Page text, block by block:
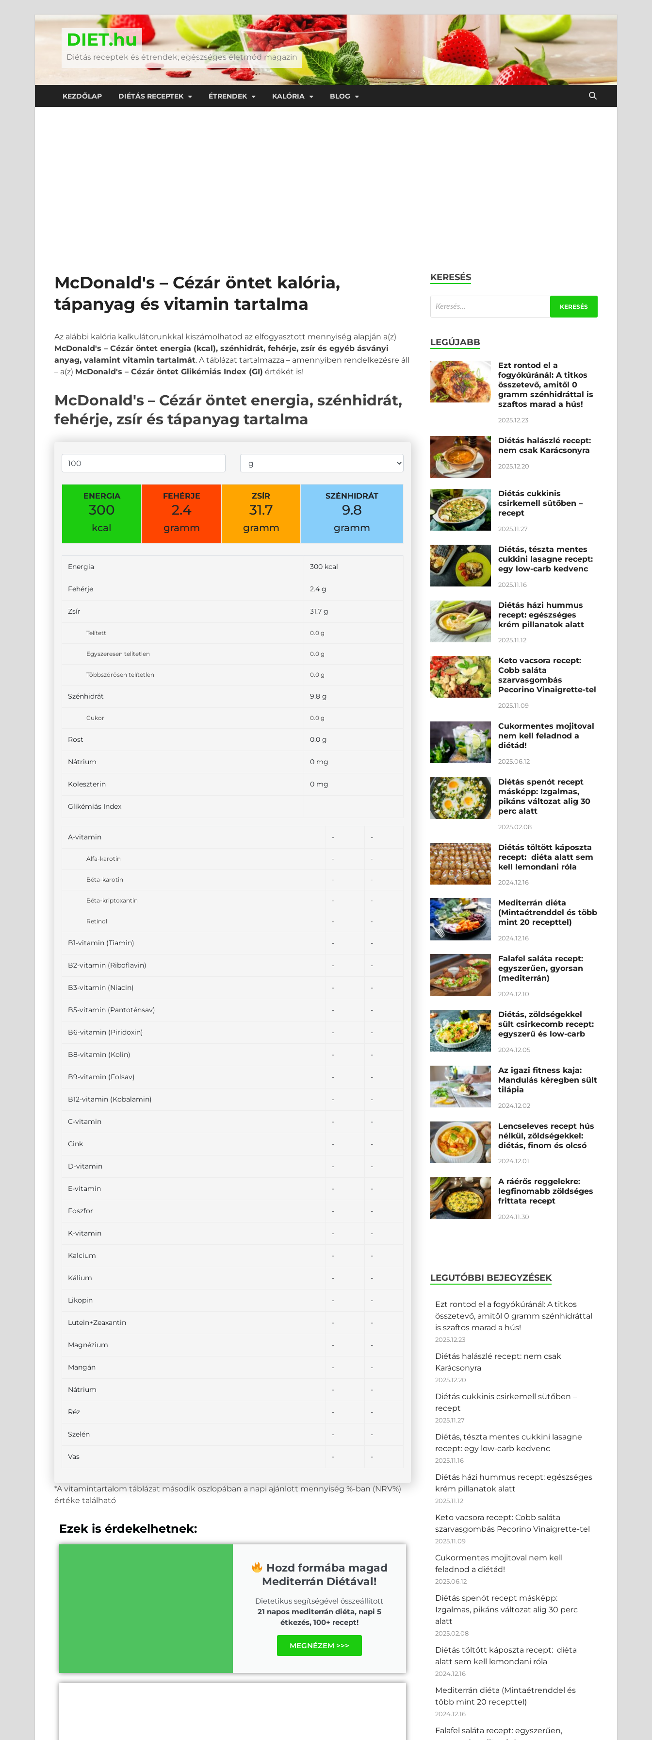
DIET.hu
Diétás receptek és étrendek, egészséges életmód magazin
KEZDŐLAP DIÉTÁS RECEPTEK ÉTRENDEK KALÓRIA BLOG
McDonald's – Cézár öntet kalória,
tápanyag és vitamin tartalma
Az alábbi kalória kalkulátorunkkal kiszámolhatod az elfogyasztott mennyiség alapján a(z)
McDonald's – Cézár öntet energia (kcal), szénhidrát, fehérje, zsír és egyéb ásványi
anyag, valamint vitamin tartalmát. A táblázat tartalmazza – amennyiben rendelkezésre áll
– a(z) McDonald's – Cézár öntet Glikémiás Index (GI) értékét is!
McDonald's – Cézár öntet energia, szénhidrát,
fehérje, zsír és tápanyag tartalma
ENERGIA
300
kcal
FEHÉRJE
2.4
gramm
ZSÍR
31.7
gramm
SZÉNHIDRÁT
9.8
gramm
Energia 300 kcal
Fehérje 2.4 g
Zsír 31.7 g
Telített 0.0 g
Egyszeresen telítetlen 0.0 g
Többszörösen telítetlen 0.0 g
Szénhidrát 9.8 g
Cukor 0.0 g
Rost 0.0 g
Nátrium 0 mg
Koleszterin 0 mg
Glikémiás Index
A-vitamin - -
Alfa-karotin - -
Béta-karotin - -
Béta-kriptoxantin - -
Retinol - -
B1-vitamin (Tiamin) - -
B2-vitamin (Riboflavin) - -
B3-vitamin (Niacin) - -
B5-vitamin (Pantoténsav) - -
B6-vitamin (Piridoxin) - -
B8-vitamin (Kolin) - -
B9-vitamin (Folsav) - -
B12-vitamin (Kobalamin) - -
C-vitamin - -
Cink - -
D-vitamin - -
E-vitamin - -
Foszfor - -
K-vitamin - -
Kalcium - -
Kálium - -
Likopin - -
Lutein+Zeaxantin - -
Magnézium - -
Mangán - -
Nátrium - -
Réz - -
Szelén - -
Vas - -
*A vitamintartalom táblázat második oszlopában a napi ajánlott mennyiség %-ban (NRV%)
értéke található
Ezek is érdekelhetnek:
Hozd formába magad
Mediterrán Diétával!
Dietetikus segítségével összeállított
21 napos mediterrán diéta, napi 5
étkezés, 100+ recept!
MEGNÉZEM >>>
KERESÉS
LEGÚJABB
Ezt rontod el a
fogyókúránál: A titkos
összetevő, amitől 0
gramm szénhidráttal is
szaftos marad a hús!
2025.12.23
Diétás halászlé recept:
nem csak Karácsonyra
2025.12.20
Diétás cukkinis
csirkemell sütőben –
recept
2025.11.27
Diétás, tészta mentes
cukkini lasagne recept:
egy low-carb kedvenc
2025.11.16
Diétás házi hummus
recept: egészséges
krém pillanatok alatt
2025.11.12
Keto vacsora recept:
Cobb saláta
szarvasgombás
Pecorino Vinaigrette-tel
2025.11.09
Cukormentes mojitoval
nem kell feladnod a
diétád!
2025.06.12
Diétás spenót recept
másképp: Izgalmas,
pikáns változat alig 30
perc alatt
2025.02.08
Diétás töltött káposzta
recept: diéta alatt sem
kell lemondani róla
2024.12.16
Mediterrán diéta
(Mintaétrenddel és több
mint 20 recepttel)
2024.12.16
Falafel saláta recept:
egyszerűen, gyorsan
(mediterrán)
2024.12.10
Diétás, zöldségekkel
sült csirkecomb recept:
egyszerű és low-carb
2024.12.05
Az igazi fitness kaja:
Mandulás kéregben sült
tilápia
2024.12.02
Lencseleves recept hús
nélkül, zöldségekkel:
diétás, finom és olcsó
2024.12.01
A ráérős reggelekre:
legfinomabb zöldséges
frittata recept
2024.11.30
LEGUTÓBBI BEJEGYZÉSEK
Ezt rontod el a fogyókúránál: A titkos
összetevő, amitől 0 gramm szénhidráttal
is szaftos marad a hús!
2025.12.23
Diétás halászlé recept: nem csak
Karácsonyra
2025.12.20
Diétás cukkinis csirkemell sütőben –
recept
2025.11.27
Diétás, tészta mentes cukkini lasagne
recept: egy low-carb kedvenc
2025.11.16
Diétás házi hummus recept: egészséges
krém pillanatok alatt
2025.11.12
Keto vacsora recept: Cobb saláta
szarvasgombás Pecorino Vinaigrette-tel
2025.11.09
Cukormentes mojitoval nem kell
feladnod a diétád!
2025.06.12
Diétás spenót recept másképp:
Izgalmas, pikáns változat alig 30 perc
alatt
2025.02.08
Diétás töltött káposzta recept: diéta
alatt sem kell lemondani róla
2024.12.16
Mediterrán diéta (Mintaétrenddel és
több mint 20 recepttel)
2024.12.16
Falafel saláta recept: egyszerűen,